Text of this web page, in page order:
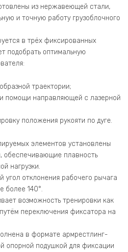
из нержавеющей стали,
и точную работу грузоблочного
в трёх фиксированных
подобрать оптимальную
траектории;
помощи направляющей с лазерной
положения рукояти по дуге.
элементов установлены
плавность
нагрузки.
угол отклонения рабочего рычага
более 140°.
возможность тренировки как
переключения фиксатора на
в формате армрестлинг-
опорной подушкой для фиксации